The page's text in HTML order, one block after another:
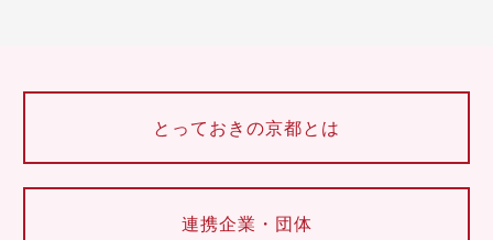
とっておきの京都とは
連携企業・団体